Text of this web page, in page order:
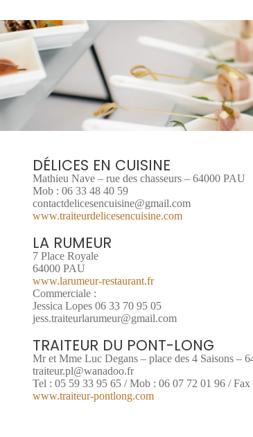
DÉLICES EN CUISINE
Mathieu Nave – rue des chasseurs – 64000 PAU
Mob : 06 33 48 40 59
contactdelicesencuisine@gmail.com
www.traiteurdelicesencuisine.com
LA RUMEUR
7 Place Royale
64000 PAU
www.larumeur-restaurant.fr
Commerciale :
Jessica Lopes 06 33 70 95 05
jess.traiteurlarumeur@gmail.com
TRAITEUR DU PONT-LONG
Mr et Mme Luc Degans – place des 4 Saisons –
traiteur.pl@wanadoo.fr
Tel : 05 59 33 95 65 / Mob : 06 07 72 01 96 / Fax
www.traiteur-pontlong.com